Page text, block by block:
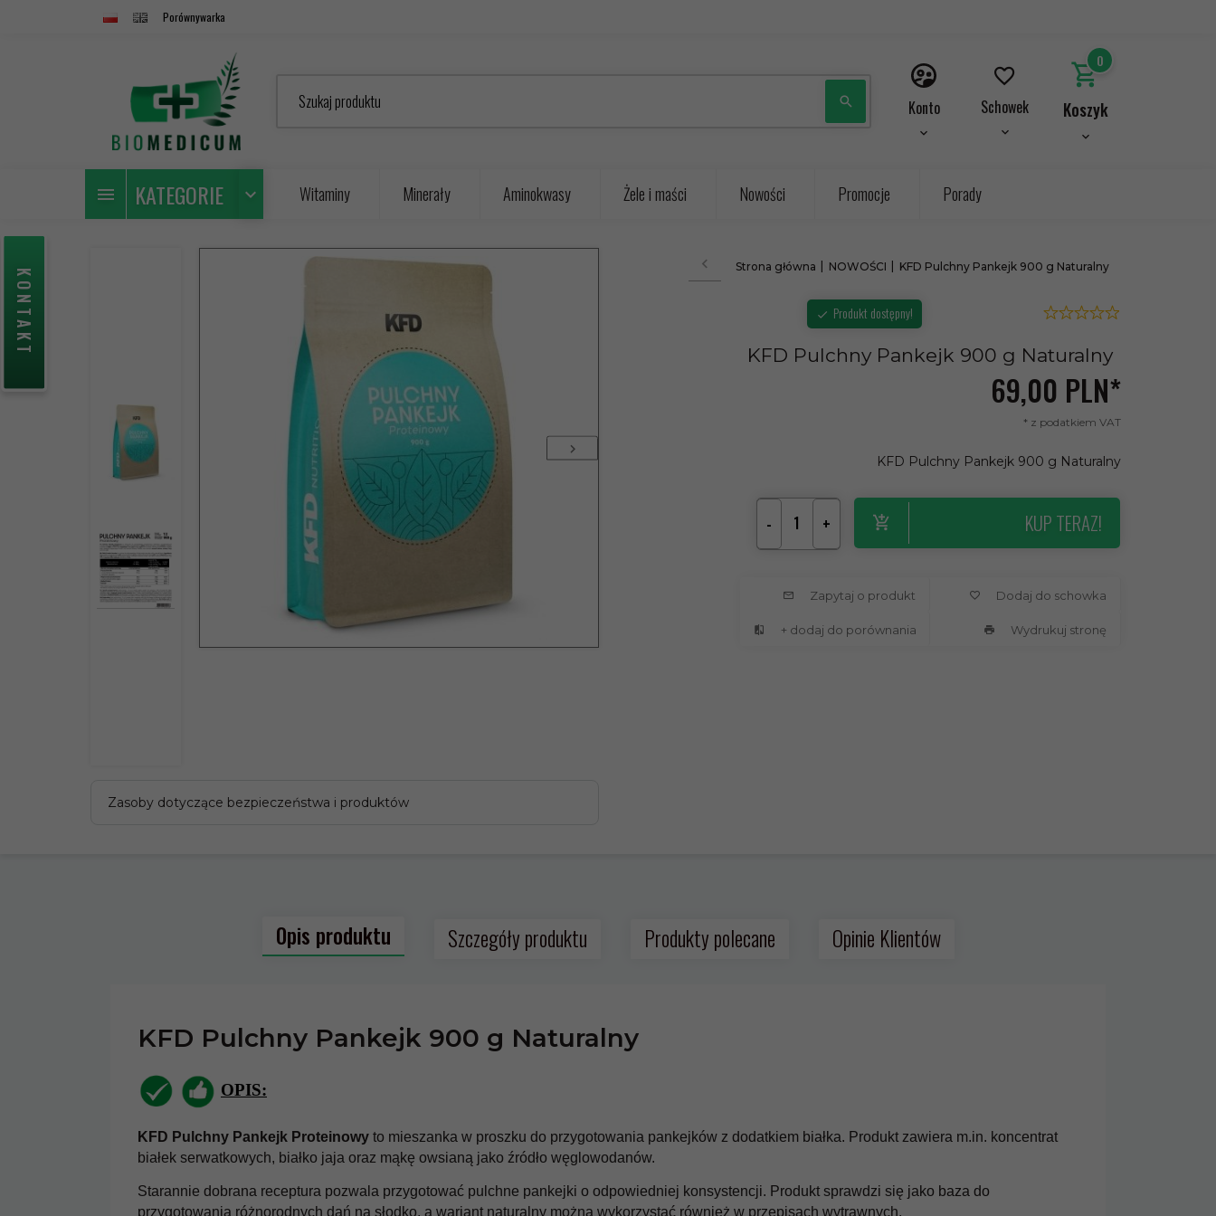
Porównywarka
Szukaj produktu Konto Schowek
0
Koszyk
KATEGORIE Witaminy Minerały Aminokwasy Żele i maści Nowości Promocje Porady
Zasoby dotyczące bezpieczeństwa i produktów
Strona główna NOWOŚCI KFD Pulchny Pankejk 900 g Naturalny
Produkt dostępny!
KFD Pulchny Pankejk 900 g Naturalny
69,00 PLN*
* z podatkiem VAT
KFD Pulchny Pankejk 900 g Naturalny
- + KUP TERAZ!
Zapytaj o produkt Dodaj do schowka
+ dodaj do porównania Wydrukuj stronę
Opis produktu Szczegóły produktu Produkty polecane Opinie Klientów
KFD Pulchny Pankejk 900 g Naturalny
OPIS:
KFD Pulchny Pankejk Proteinowy to mieszanka w proszku do przygotowania pankejków z dodatkiem białka. Produkt zawiera m.in. koncentrat
białek serwatkowych, białko jaja oraz mąkę owsianą jako źródło węglowodanów.
Starannie dobrana receptura pozwala przygotować pulchne pankejki o odpowiedniej konsystencji. Produkt sprawdzi się jako baza do
przygotowania różnorodnych dań na słodko, a wariant naturalny można wykorzystać również w przepisach wytrawnych.
KFD PANKEJK NATURAL
Koszt wysyłki od:13.99 PLN
Producent: KFD
KFD BCAA 400g
72,00PLN*
KFD PURE Citrulline
50,99PLN*
KFD Sleep Well 90 tabl.
54,99PLN* 50,99PLN*
KONTAKT